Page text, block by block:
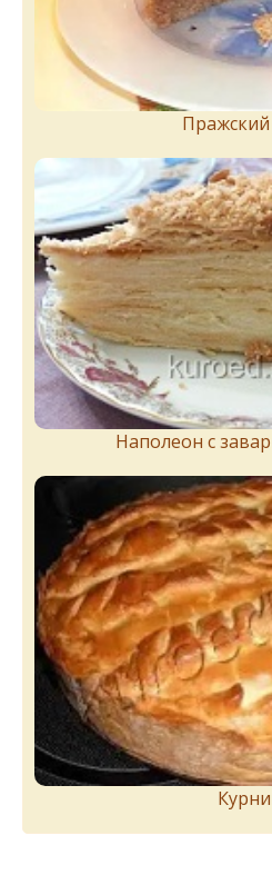
Наполеон с